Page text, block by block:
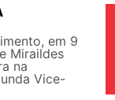
em 9
Miraildes
na
Vice-